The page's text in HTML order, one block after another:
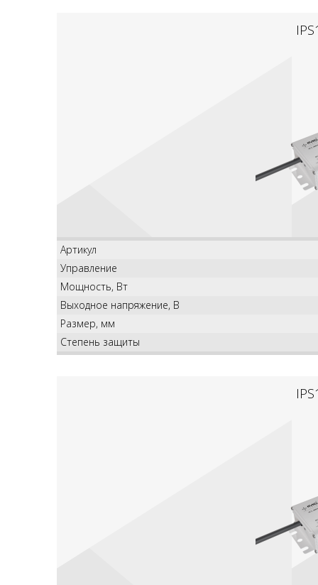
Артикул
Управление
Мощность, Вт
Выходное напряжение, В
Размер, мм
Степень защиты